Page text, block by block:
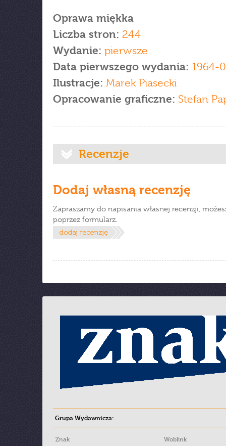
Oprawa miękka
Liczba stron: 244
Wydanie: pierwsze
Data pierwszego wydania: 1964-
Ilustracje: Marek Piasecki
Opracowanie graficzne: Stefan
Recenzje
Dodaj własną recenzję
Zapraszamy do napisania własnej recenzji,
poprzez formularz.
Grupa Wydawnicza:
Znak
Woblink